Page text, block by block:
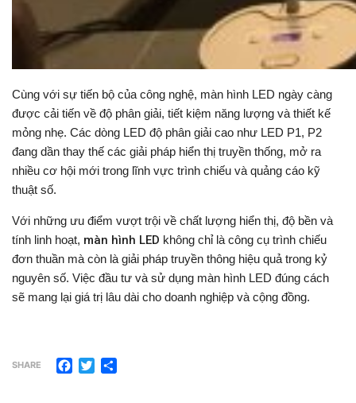
Cùng với sự tiến bộ của công nghệ, màn hình LED ngày càng
được cải tiến về độ phân giải, tiết kiệm năng lượng và thiết kế
mỏng nhẹ. Các dòng LED độ phân giải cao như LED P1, P2
đang dần thay thế các giải pháp hiển thị truyền thống, mở ra
nhiều cơ hội mới trong lĩnh vực trình chiếu và quảng cáo kỹ
thuật số.
Với những ưu điểm vượt trội về chất lượng hiển thị, độ bền và
tính linh hoạt, màn hình LED không chỉ là công cụ trình chiếu
đơn thuần mà còn là giải pháp truyền thông hiệu quả trong kỷ
nguyên số. Việc đầu tư và sử dụng màn hình LED đúng cách
sẽ mang lại giá trị lâu dài cho doanh nghiệp và cộng đồng.
SHARE Facebook
Twitter